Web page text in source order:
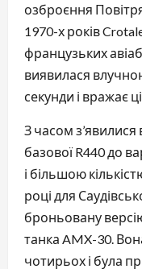
озброєння
1970-х років
французьких
виявилася
секунди і вражає
З часом з’явилися
базової R440 до
і більшою
році для
броньовану
танка AMX-30.
чотирьох і була